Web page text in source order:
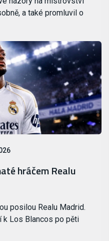
a také promluvil o
hráčem Realu
posilou Realu Madrid.
k Los Blancos po pěti